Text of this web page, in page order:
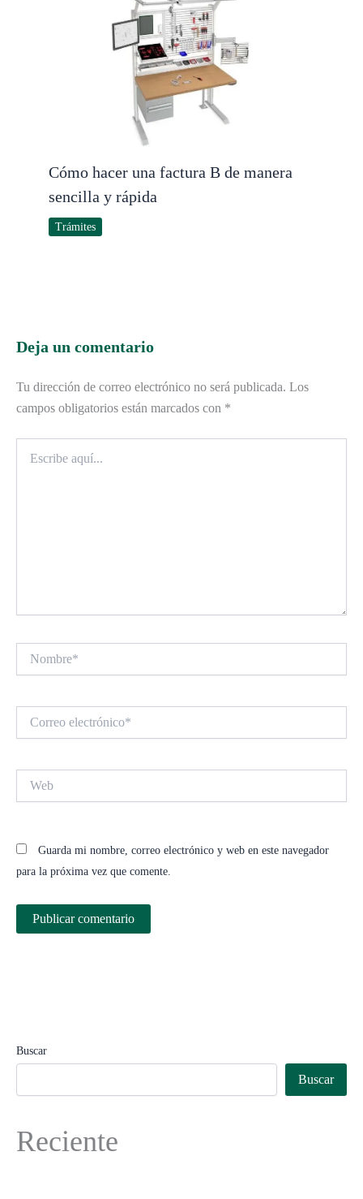
Cómo hacer una factura B de manera
sencilla y rápida
Trámites
Deja un comentario
Tu dirección de correo electrónico no será publicada. Los
campos obligatorios están marcados con *
aquí...
electrónico*
Guarda mi nombre, correo electrónico y web en este navegador
para la próxima vez que comente.
Buscar
Buscar
Reciente